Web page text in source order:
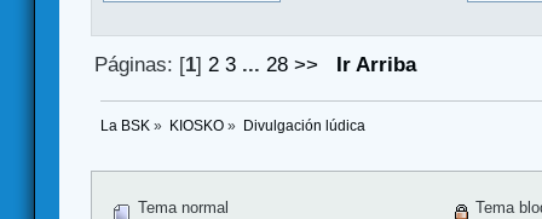
Páginas: [1] 2 3 ... 28 >> Ir Arriba
La BSK » KIOSKO» Divulgación lúdica
Tema normal
Tema